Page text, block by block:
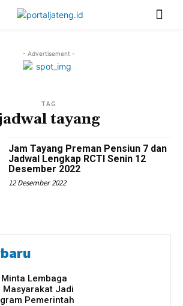
- Advertisement -
TAG
tayang
Jam Tayang Preman Pensiun 7 dan
Jadwal Lengkap RCTI Senin 12
Desember 2022
12 Desember 2022
Lembaga
Masyarakat Jadi
Pemerintah